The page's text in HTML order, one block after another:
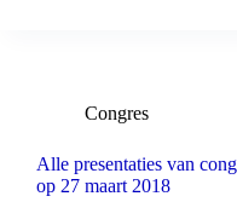
Congres
Alle presentaties van
op 27 maart 2018